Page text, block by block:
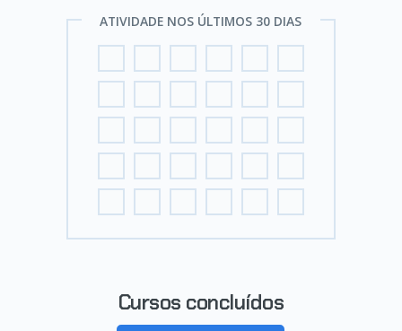
ATIVIDADE NOS ÚLTIMOS 30 DIAS
Cursos concluídos